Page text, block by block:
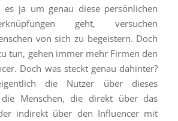
es ja um genau diese persönlichen
geht, versuchen
von sich zu begeistern. Doch
tun, gehen immer mehr Firmen den
Doch was steckt genau dahinter?
die Nutzer über dieses
die Menschen, die direkt über das
indirekt über den Influencer mit